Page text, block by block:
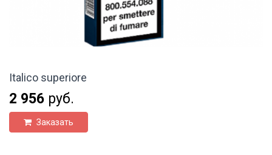
Italico superiore
2 956 руб.
Заказать